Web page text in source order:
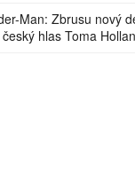
Man: Zbrusu nový
hlas Toma